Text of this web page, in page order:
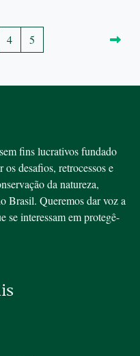
4 5
fins lucrativos fundado
desafios, retrocessos e
da natureza,
Brasil. Queremos dar voz a
se interessam em protegê-